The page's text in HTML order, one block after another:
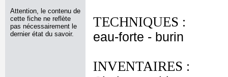
Attention, le contenu de
cette fiche ne reflète
pas nécessairement le
dernier état du savoir.
TECHNIQUES :
eau-forte - burin
INVENTAIRES :